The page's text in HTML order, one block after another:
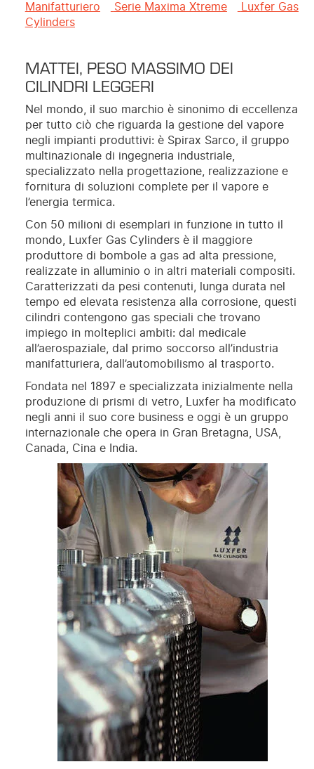
Manifatturiero Serie Maxima Xtreme
Luxfer Gas
Cylinders
MATTEI, PESO MASSIMO DEI
CILINDRI LEGGERI
Nel mondo, il suo marchio è sinonimo di eccellenza
per tutto ciò che riguarda la gestione del vapore
negli impianti produttivi: è Spirax Sarco, il gruppo
multinazionale di ingegneria industriale,
specializzato nella progettazione, realizzazione e
fornitura di soluzioni complete per il vapore e
l’energia termica.
Con 50 milioni di esemplari in funzione in tutto il
mondo, Luxfer Gas Cylinders è il maggiore
produttore di bombole a gas ad alta pressione,
realizzate in alluminio o in altri materiali compositi.
Caratterizzati da pesi contenuti, lunga durata nel
tempo ed elevata resistenza alla corrosione, questi
cilindri contengono gas speciali che trovano
impiego in molteplici ambiti: dal medicale
all’aerospaziale, dal primo soccorso all’industria
manifatturiera, dall’automobilismo al trasporto.
Fondata nel 1897 e specializzata inizialmente nella
produzione di prismi di vetro, Luxfer ha modificato
negli anni il suo core business e oggi è un gruppo
internazionale che opera in Gran Bretagna, USA,
Canada, Cina e India.